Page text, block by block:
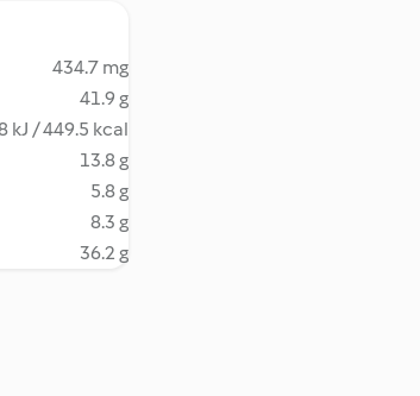
434.7 mg
41.9 g
kJ / 449.5 kcal
13.8 g
5.8 g
8.3 g
36.2 g